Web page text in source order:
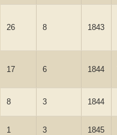
26 8 1843
17 6 1844
8 3 1844
1 3 1845